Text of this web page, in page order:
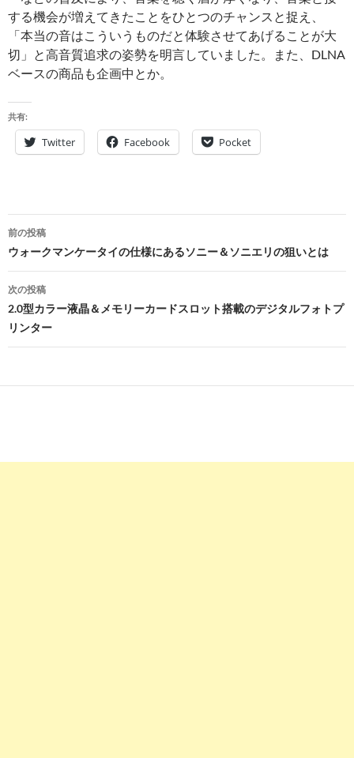
する機会が増えてきたことをひとつのチャンスと捉え、
「本当の音はこういうものだと体験させてあげることが大
切」と高音質追求の姿勢を明言していました。また、DLNA
ベースの商品も企画中とか。
共有:
Twitter Facebook Pocket
投
稿
ナ
ビ
ゲ
シ
前の投稿
ウォークマンケータイの仕様にあるソニー＆ソニエリの狙いとは
次の投稿
2.0型カラー液晶＆メモリーカードスロット搭載のデジタルフォトプ
リンター